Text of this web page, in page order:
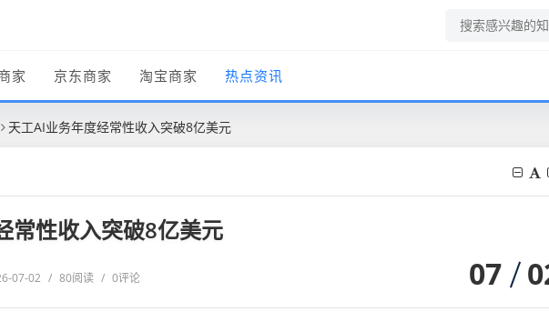
家 京东商家 淘宝商家 热点资讯
天工AI业务年度经常性收入突破8亿美元
常性收入突破8亿美元
07-02 / 80阅读 / 0评论 07